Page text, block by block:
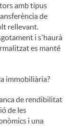
amb tipus
de
rellevant.
i s'haurà
es manté
immobiliària?
de rendibilitat
de les
i una